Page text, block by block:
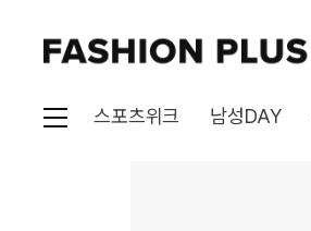
스포츠위크 남성DAY